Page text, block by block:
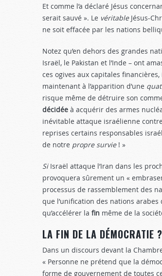
Et comme l’a déclaré Jésus
serait sauvé ». Le véritableJésus-
ne soit effacée par les nations
Notez qu’en dehors des grandes
Israël, le Pakistan et l’Inde – ont
ces ogives aux capitales
maintenant à l’apparition d’une
risque même de dé­truire son
décidée à acqué­rir des armes
inévitable attaque israélienne
reprises cer­tains responsables
de notre propre survie! »
SiIsraël attaque l’Iran dans les
provoquera sûrement un «
processus de rassemblement des
que l’unification des nations
qu’accélérer la fin même de la
LA FIN DE LA DÉMOCRATIE ?
Dans un discours devant la
« Personne ne pré­tend que la
forme de gou­vernement de toutes